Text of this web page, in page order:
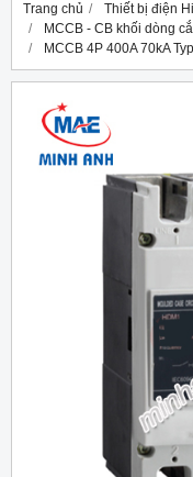
Trang chủ
Thiết bị điện
MCCB - CB khối dòng
MCCB 4P 400A 70kA